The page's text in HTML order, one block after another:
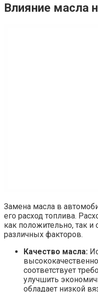
Влияние масла
Замена масла в
его расход топлива.
как положительно, так и
различных факторов.
Качество масла:
соответствует
улучшить
обладает низкой